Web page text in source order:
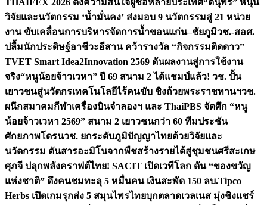
THAIFEX 2026 ดึงความสนใจผู้ซื้อหลายประเทศ“ดนุพร” หนุน
วิจัยและนวัตกรรม ‘น้ำมั่นคง’ ส่งมอบ 9 นวัตกรรมสู่ 21 หน่วย
งาน ขับเคลื่อนการบริหารจัดการน้ำขอนแก่น–ชัยภูมิวช.-สอศ.
ปลื้มนักประดิษฐ์อาชีวะอีสาน คว้ารางวัล “กิจกรรมติดดาว”
TVET Smart Idea2Innovation 2569 ดันผลงานสู่การใช้งาน
จริง“หนูน้อยจ้าวเวหา” ปี 69 สนาม 2 ได้แชมป์แล้ว! วช. ปั้น
เยาวชนสู่นวัตกรเทคโนโลยีไร้คนขับ ชิงถ้วยพระราชทานฯวช.
ผนึกสมาคมกีฬาเครื่องบินจำลองฯ และ ThaiPBS จัดศึก “หนู
น้อยจ้าวเวหา 2569” สนาม 2 เยาวชนกว่า 60 ทีมประชัน
ศักยภาพโดรนวช. ยกระดับภูมิปัญญาไทยด้วยวิจัยและ
นวัตกรรม ดันสารอะมิโนจากพืชสร้างรายได้สู่ชุมชนศรีสะเกษ
ศุภจี ปลุกพลังคราฟต์ไทย! SACIT เปิดเวทีโลก ดัน “ของขวัญ
แห่งชาติ” ดึงคนชมทะลุ 5 หมื่นคน เงินสะพัด 150 ลบ.Tipco
Herbs เปิดเกมรุกส่ง 5 สมุนไพรไทยบุกตลาดเวลเนส มุ่งชิงแชร์